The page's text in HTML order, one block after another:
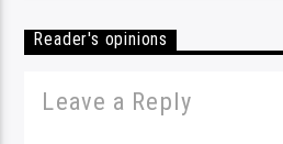
Reader's opinions
Leave a Reply